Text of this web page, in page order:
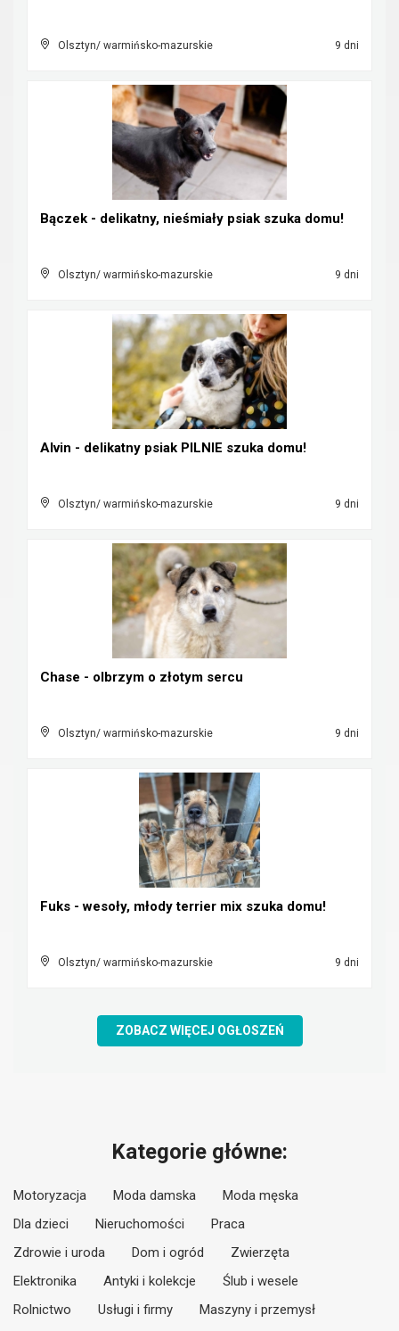
Olsztyn/ warmińsko-mazurskie 9 dni
Bączek - delikatny, nieśmiały psiak szuka domu!
Olsztyn/ warmińsko-mazurskie 9 dni
Alvin - delikatny psiak PILNIE szuka domu!
Olsztyn/ warmińsko-mazurskie 9 dni
Chase - olbrzym o złotym sercu
Olsztyn/ warmińsko-mazurskie 9 dni
Fuks - wesoły, młody terrier mix szuka domu!
Olsztyn/ warmińsko-mazurskie 9 dni
ZOBACZ WIĘCEJ OGŁOSZEŃ
Kategorie główne:
Motoryzacja Moda damska
Moda męska
Dla dzieci
Nieruchomości
Praca
Zdrowie i uroda
Dom i ogród
Zwierzęta
Elektronika
Antyki i kolekcje
Ślub i wesele
Rolnictwo
Usługi i firmy
Maszyny i przemysł